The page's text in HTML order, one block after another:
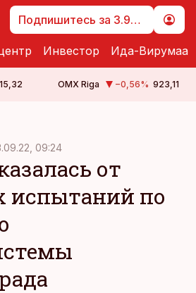
Подпишитесь за 3.99 €
Инвестор Ида-Вирумаа
OMX Riga −0,56% 923,11
09:24
от
испытаний по